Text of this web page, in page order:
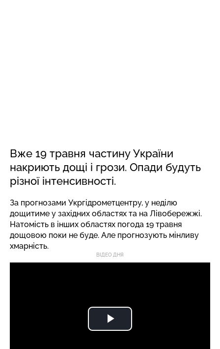
Вже 19 травня частину України
накриють дощі і грози. Опади будуть
різної інтенсивності.
За прогнозами Укргідрометцентру, у неділю
дощитиме у західних областях та на Лівобережжі.
Натомість в інших областях погода 19 травня
дощовою поки не буде. Але прогнозують мінливу
хмарність.
ВІДЕО ДНЯ